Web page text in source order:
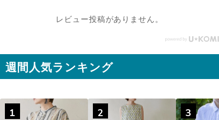
スリトップ コー
す #sisam ＃フェアトレード
#fairtrade ＃エシカルファ
レビュー投稿がありません。
週間人気ランキング
1 2 3